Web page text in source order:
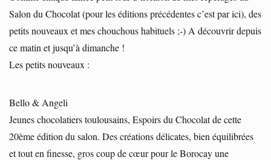
Salon du Chocolat (pour les éditions précédentes c’est par ici), des
petits nouveaux et mes chouchous habituels ;-) A découvrir depuis
ce matin et jusqu’à dimanche !
Les petits nouveaux :
Bello & Angeli
Jeunes chocolatiers toulousains, Espoirs du Chocolat de cette
20ème édition du salon. Des créations délicates, bien équilibrées
et tout en finesse, gros coup de cœur pour le Borocay une